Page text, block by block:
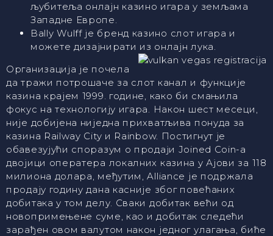
љубитеља онлајн казино игара у земљама
Западне Европе.
Bally Wulff је бренд казино слот игара и
можете дизајнирати из онлајн лука.
Организација је почела
да тражи потрошаче за слот канал и функције
казина крајем 1999. године, како би смањила
фокус на технологију игара. Након шест месеци,
није добијена ниједна прихватљива понуда за
казина Railway City и Rainbow. Постигнут је
обавезујући споразум о продаји Joined Coin-а
двојици оператера локалних казина у Ајови за 118
милиона долара, међутим, Alliance је подржала
продају годину дана касније због повећаних
добитака у том делу. Сваки добитак већи од
новопримењене суме, као и добитак следећи
зарађен овом валутом након једног улагања, биће